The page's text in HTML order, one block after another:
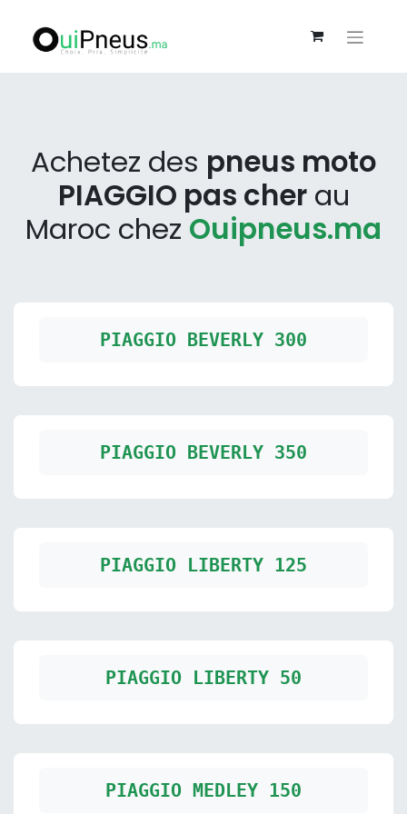
Achetez des pneus moto
PIAGGIO pas cherau
Maroc chez Ouipneus.ma
PIAGGIO BEVERLY 300
PIAGGIO BEVERLY 350
PIAGGIO LIBERTY 125
PIAGGIO LIBERTY 50
PIAGGIO MEDLEY 150